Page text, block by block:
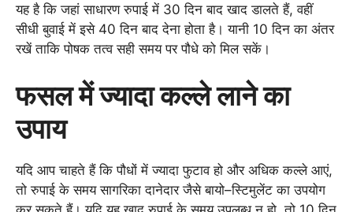
यह है कि जहां साधारण रुपाई में 30 दिन बाद खाद डालते हैं, वहीं
सीधी बुवाई में इसे 40 दिन बाद देना होता है। यानी 10 दिन का अंतर
रखें ताकि पोषक तत्व सही समय पर पौधे को मिल सकें।
फसल में ज्यादा कल्ले लाने का
उपाय
यदि आप चाहते हैं कि पौधों में ज्यादा फुटाव हो और अधिक कल्ले आएं,
तो रुपाई के समय सागरिका दानेदार जैसे बायो–स्टिमुलेंट का उपयोग